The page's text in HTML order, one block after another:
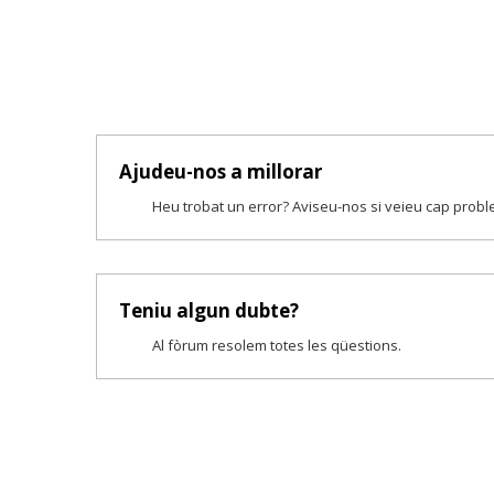
Ajudeu-nos a millorar
Heu trobat un error? Aviseu-nos si veieu cap
Teniu algun dubte?
Al fòrum resolem totes les qüestions.